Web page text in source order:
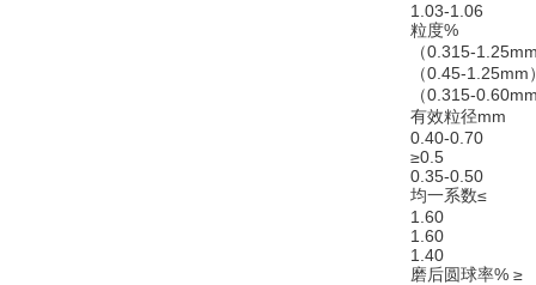
1.03-1.06
粒度%
（0.315-1.25mm
（0.45-1.25mm
（0.315-
有效粒径mm
0.40-0.70
≥0.5
0.35-0.50
均一系数≤
1.60
1.60
1.40
磨后圆球率% ≥